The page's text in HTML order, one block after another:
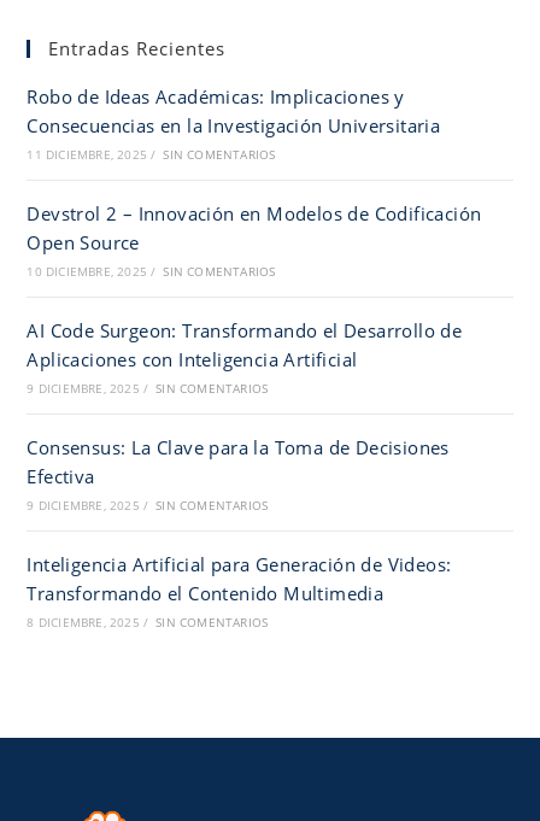
Entradas Recientes
Robo de Ideas Académicas: Implicaciones y
Consecuencias en la Investigación Universitaria
11 DICIEMBRE, 2025 / SIN COMENTARIOS
Devstrol 2 – Innovación en Modelos de Codificación
Open Source
10 DICIEMBRE, 2025 / SIN COMENTARIOS
AI Code Surgeon: Transformando el Desarrollo de
Aplicaciones con Inteligencia Artificial
9 DICIEMBRE, 2025 / SIN COMENTARIOS
Consensus: La Clave para la Toma de Decisiones
Efectiva
9 DICIEMBRE, 2025 / SIN COMENTARIOS
Inteligencia Artificial para Generación de Videos:
Transformando el Contenido Multimedia
8 DICIEMBRE, 2025 / SIN COMENTARIOS